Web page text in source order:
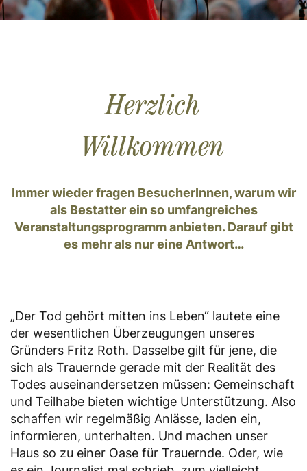
Herzlich
Willkommen
Immer wieder fragen BesucherInnen, warum wir
als Bestatter ein so umfangreiches
Veranstaltungsprogramm anbieten. Darauf gibt
es mehr als nur eine Antwort…
„Der Tod gehört mitten ins Leben“ lautete eine
der wesentlichen Überzeugungen unseres
Gründers Fritz Roth. Dasselbe gilt für jene, die
sich als Trauernde gerade mit der Realität des
Todes auseinandersetzen müssen: Gemeinschaft
und Teilhabe bieten wichtige Unterstützung. Also
schaffen wir regelmäßig Anlässe, laden ein,
informieren, unterhalten. Und machen unser
Haus so zu einer Oase für Trauernde. Oder, wie